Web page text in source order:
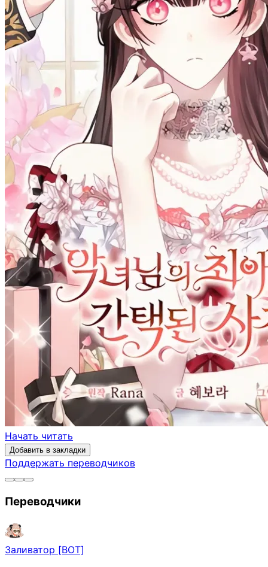
Начать читать
Добавить в закладки
Поддержать переводчиков
Переводчики
Заливатор [BOT]